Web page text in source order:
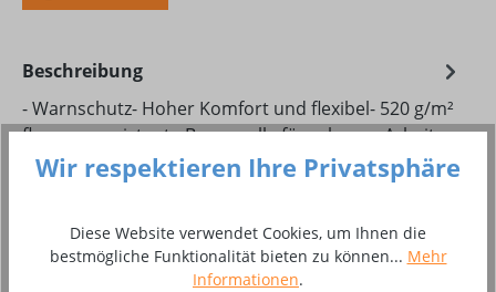
Beschreibung
- Warnschutz- Hoher Komfort und flexibel- 520 g/m²
flammenresistente Baumwolle für schwere Arbeit-
Möglichkeit eine Lava Bro…Mehr
Wir respektieren Ihre Privatsphäre
Diese Website verwendet Cookies, um Ihnen die
bestmögliche Funktionalität bieten zu können... Mehr
Informationen.